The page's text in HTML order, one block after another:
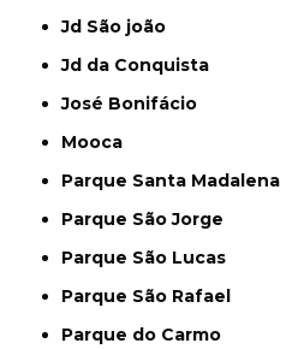
Jd São joão
Jd da Conquista
José Bonifácio
Mooca
Parque Santa Madalena
Parque São Jorge
Parque São Lucas
Parque São Rafael
Parque do Carmo